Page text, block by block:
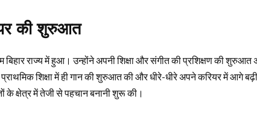
की शुरुआत
बिहार राज्य में हुआ। उन्होंने अपनी शिक्षा और संगीत की प्रशिक्षण की
शिक्षा में ही गान की शुरुआत की और धीरे-धीरे अपने करियर में आगे
के क्षेत्र में तेजी से पहचान बनानी शुरू की।